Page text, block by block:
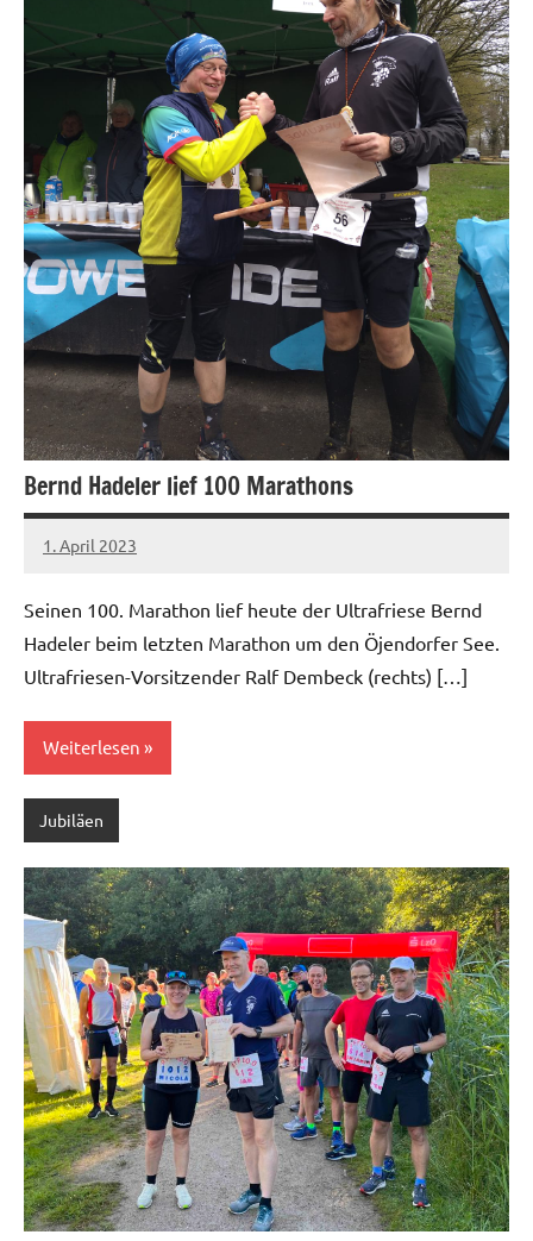
Bernd Hadeler lief 100 Marathons
1. April 2023
admin
Keine
Seinen 100. Marathon lief heute der Ultrafriese Bernd
Hadeler beim letzten Marathon um den Öjendorfer See.
Ultrafriesen-Vorsitzender Ralf Dembeck (rechts) […]
Weiterlesen
Jubiläen